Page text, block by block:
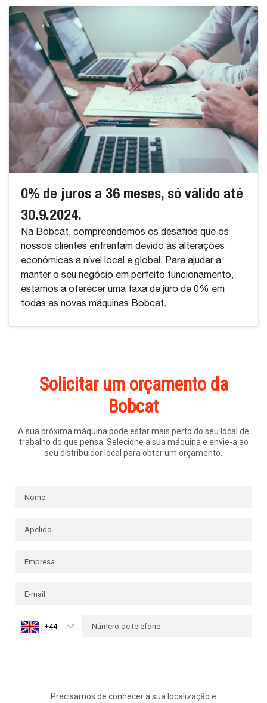
0% de juros a 36 meses, só válido até
30.9.2024.
Na Bobcat, compreendemos os desafios que os
nossos clientes enfrentam devido às alterações
económicas a nível local e global. Para ajudar a
manter o seu negócio em perfeito funcionamento,
estamos a oferecer uma taxa de juro de 0% em
todas as novas máquinas Bobcat.